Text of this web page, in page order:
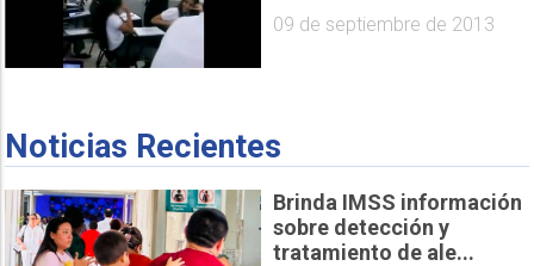
09 de septiembre de 2013
Noticias Recientes
Brinda IMSS información
sobre detección y
tratamiento de ale...